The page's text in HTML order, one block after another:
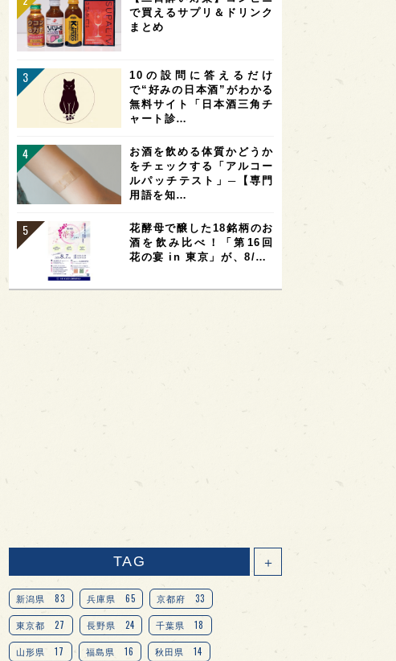
で買えるサプリ＆ドリンク
まとめ
10の設問に答えるだけ
で“好みの日本酒”がわかる
無料サイト「日本酒三角チ
ャート診…
お酒を飲める体質かどうか
をチェックする「アルコー
ルパッチテスト」─【専門
用語を知…
花酵母で醸した18銘柄のお
酒を飲み比べ！「第16回
花の宴 in 東京」が、8/…
TAG ＋
新潟県 83 兵庫県 65 京都府 33
東京都 27 長野県 24 千葉県 18
山形県 17 福島県 16 秋田県 14